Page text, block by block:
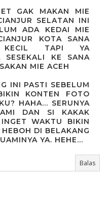
GAK MAKAN MIE
SELATAN INI
ADA KEDAI MIE
KOTA SANA
KECIL TAPI YA
SESEKALI KE SANA
MIE ACEH
INI PASTI SEBELUM
KONTEN FOTO
HAHA... SERUNYA
DAN SI KAKAK
WAKTU BIKIN
DI BELAKANG
YA. HEHE...
Balas